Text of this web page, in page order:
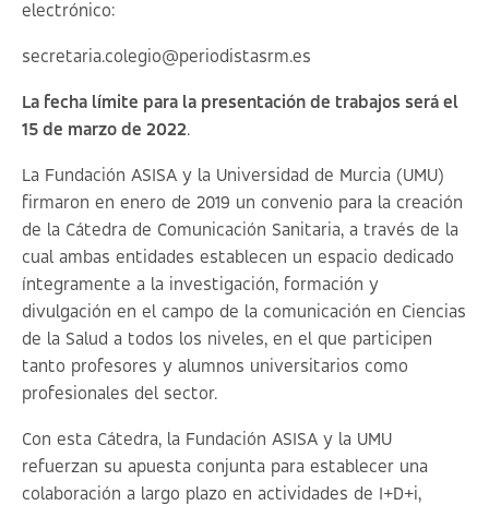
electrónico:
secretaria.colegio@periodistasrm.es
La fecha límite para la presentación de trabajos será el
15 de marzo de 2022.
La Fundación ASISA y la Universidad de Murcia (UMU)
firmaron en enero de 2019 un convenio para la creación
de la Cátedra de Comunicación Sanitaria, a través de la
cual ambas entidades establecen un espacio dedicado
íntegramente a la investigación, formación y
divulgación en el campo de la comunicación en Ciencias
de la Salud a todos los niveles, en el que participen
tanto profesores y alumnos universitarios como
profesionales del sector.
Con esta Cátedra, la Fundación ASISA y la UMU
refuerzan su apuesta conjunta para establecer una
colaboración a largo plazo en actividades de I+D+i,